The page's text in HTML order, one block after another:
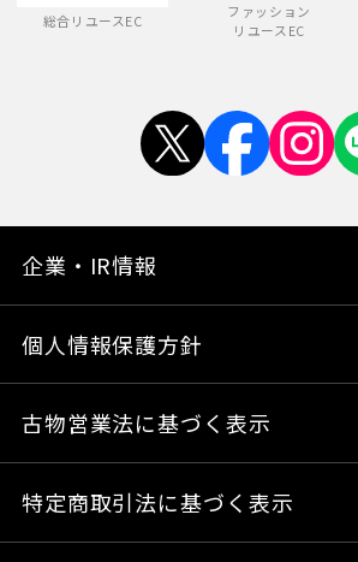
総合リユースEC
ファッション
リユースEC
企業・IR情報
個人情報保護方針
古物営業法に基づく表示
特定商取引法に基づく表示